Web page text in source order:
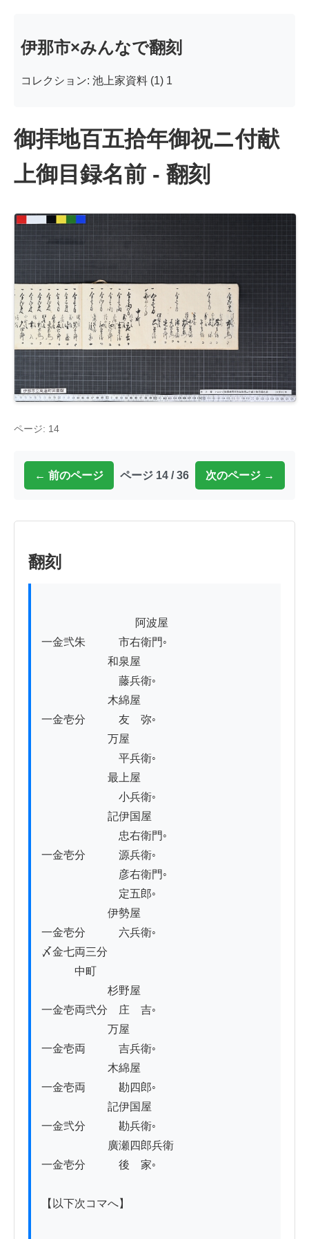
伊那市×みんなで翻刻
コレクション: 池上家資料 (1) 1
御拝地百五拾年御祝ニ付献
上御目録名前 - 翻刻
ページ: 14
← 前のページ ページ 14 / 36 次のページ →
翻刻
一金弐朱　　　市右衛門◦
和泉屋
藤兵衛◦
木綿屋
一金壱分　　　友　弥◦
万屋
平兵衛◦
最上屋
小兵衛◦
記伊国屋
忠右衛門◦
一金壱分　　　源兵衛◦
彦右衛門◦
定五郎◦
伊勢屋
一金壱分　　　六兵衛◦
〆金七両三分
中町
杉野屋
一金壱両弐分　庄　吉◦
万屋
一金壱両　　　吉兵衛◦
木綿屋
一金壱両　　　勘四郎◦
記伊国屋
一金弐分　　　勘兵衛◦
廣瀬四郎兵衛
一金壱分　　　後　家◦
【以下次コマへ】